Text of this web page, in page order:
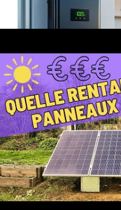
Batteries
obligation
pleinement
solaires ?
Face à la réduction